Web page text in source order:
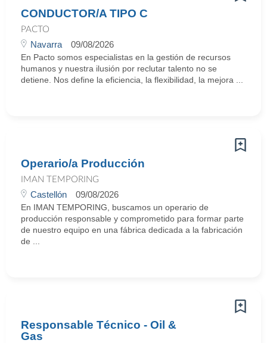
CONDUCTOR/A TIPO C
PACTO
Navarra 09/08/2026
En Pacto somos especialistas en la gestión de recursos
humanos y nuestra ilusión por reclutar talento no se
detiene. Nos define la eficiencia, la flexibilidad, la mejora ...
Operario/a Producción
IMAN TEMPORING
Castellón 09/08/2026
En IMAN TEMPORING, buscamos un operario de
producción responsable y comprometido para formar parte
de nuestro equipo en una fábrica dedicada a la fabricación
de ...
Responsable Técnico - Oil &
Gas